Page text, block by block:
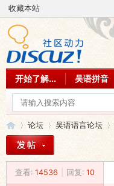
收藏本站
开始了解... 吴语拼音
»
论坛
›
吴语语言论坛
查看: 14536 回复: 10